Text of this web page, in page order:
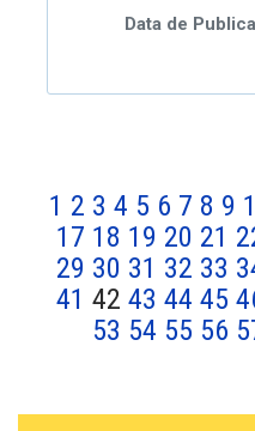
Data de
1 2 3 4 5 6 7 8 9
17 18 19 20 21
29 30 31 32 33
41 42 43 44 45
53 54 55 56